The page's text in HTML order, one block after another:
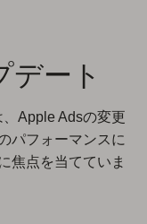
デート
Apple Adsの変更
パフォーマンスに
焦点を当てていま